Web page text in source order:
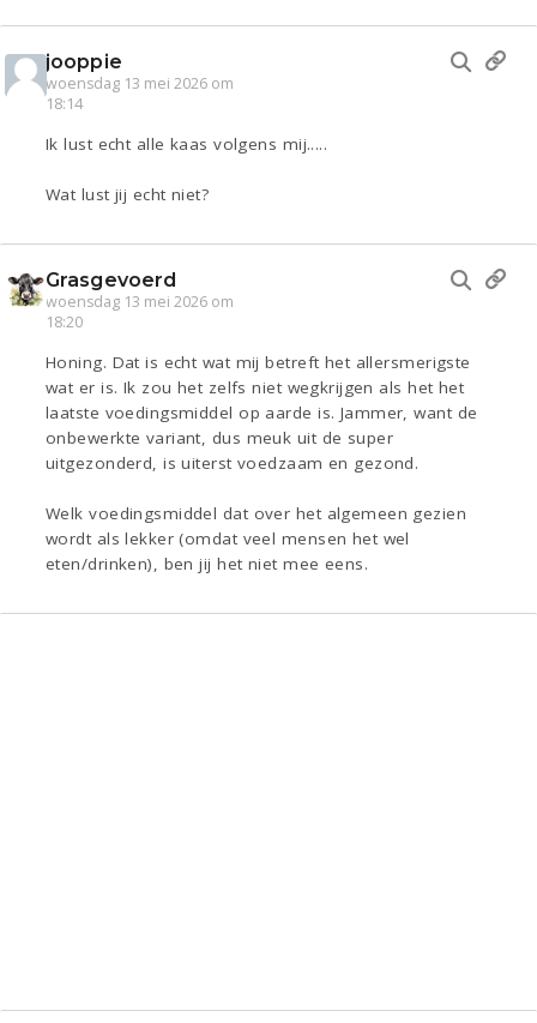
jooppie
woensdag 13 mei 2026 om
18:14
Ik lust echt alle kaas volgens mij.....
Wat lust jij echt niet?
Grasgevoerd
woensdag 13 mei 2026 om
18:20
Honing. Dat is echt wat mij betreft het allersmerigste
wat er is. Ik zou het zelfs niet wegkrijgen als het het
laatste voedingsmiddel op aarde is. Jammer, want de
onbewerkte variant, dus meuk uit de super
uitgezonderd, is uiterst voedzaam en gezond.
Welk voedingsmiddel dat over het algemeen gezien
wordt als lekker (omdat veel mensen het wel
eten/drinken), ben jij het niet mee eens.